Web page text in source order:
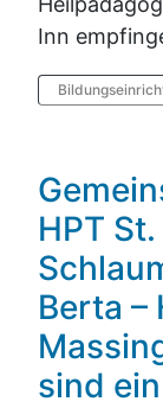
Inn
HPT
Berta –
sind